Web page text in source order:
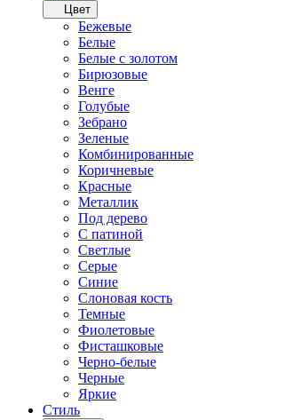
Цвет
Бежевые
Белые
Белые с золотом
Бирюзовые
Венге
Голубые
Зебрано
Зеленые
Комбинированные
Коричневые
Красные
Металлик
Под дерево
С патиной
Светлые
Серые
Синие
Слоновая кость
Темные
Фиолетовые
Фисташковые
Черно-белые
Черные
Яркие
Стиль